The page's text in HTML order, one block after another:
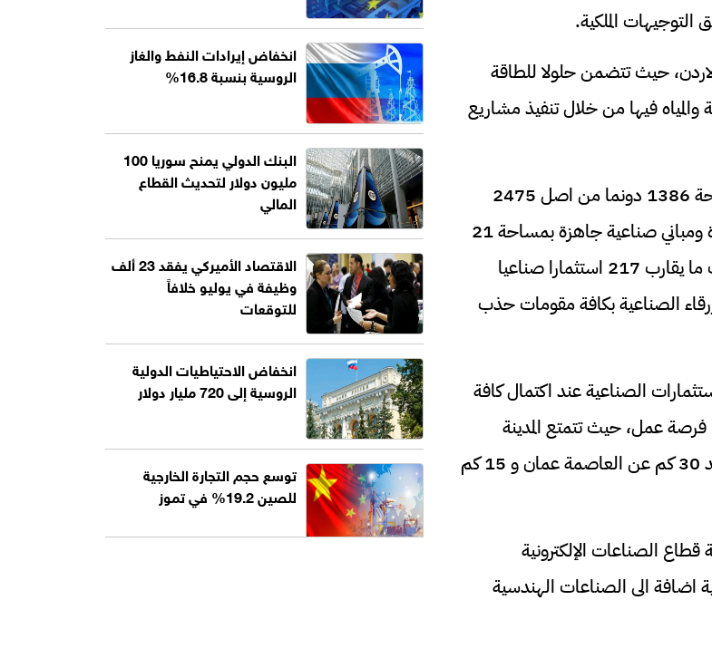
الملكية.
حيث تتضمن حلولا للطاقة
والمياه فيها من خلال تنفيذ مشاريع
واقيمت المرحلة الأولى من مدينة الزرقاء الصناعية على مساحة 1386 دونما من اصل 2475
دونما بكلفة 35 مليون دينار اردني، وتضم قطع اراض مطورة ومباني صناعية جاهزة بمساحة 21
الف متر مربع، ويتوقع حسب الدراسات الاولية إن تستقطب ما يقارب 217 استثمارا صناعيا
الزرقاء الصناعية بكافة مقومات حذب
الصناعية عند اكتمال كافة
مراحل المدينة الى 530 شركة صناعية يتوقع ان توفر 21000 فرصة عمل، حيث تتمتع المدينة
بموقع جغرافي مميز يربط المدينة مع الدول المجاورة حيث تبعد 30 كم عن العاصمة عمان و 15 كم
الصناعات الإلكترونية
اضافة الى الصناعات الهندسية
انخفاض إيرادات النفط والغاز
الروسية بنسبة 16.8%
البنك الدولي يمنح سوريا 100
مليون دولار لتحديث القطاع
المالي
الاقتصاد الأميركي يفقد 23 ألف
وظيفة في يوليو خلافاً
للتوقعات
انخفاض الاحتياطيات الدولية
الروسية إلى 720 مليار دولار
توسع حجم التجارة الخارجية
للصين 19.2% في تموز